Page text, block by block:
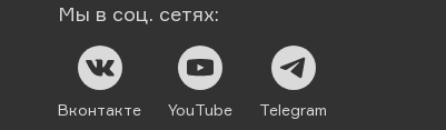
Мы в соц. сетях:
Вконтакте YouTube Telegram